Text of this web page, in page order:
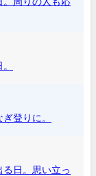
登りに。
日。思い立っ